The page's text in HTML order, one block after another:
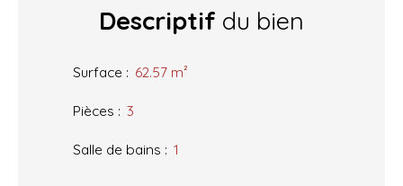
Descriptif du bien
Surface : 62.57 m²
Pièces : 3
Salle de bains : 1